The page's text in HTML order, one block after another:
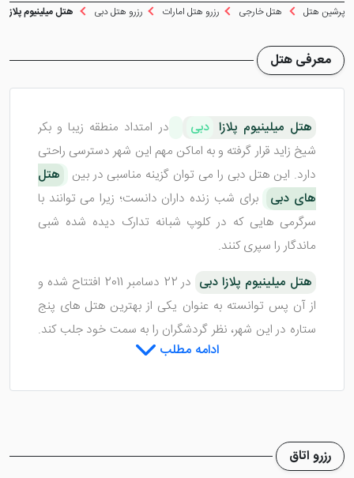
پرشین هتل
هتل خارجی رزرو هتل امارات رزرو هتل دبی هتل میلینیوم پلازا
معرفی هتل
هتل میلینیوم پلازا دبی
در امتداد منطقه زیبا و بکر
شیخ زاید قرار گرفته و به اماکن مهم این شهر دسترسی راحتی
دارد. این هتل دبی را می توان گزینه مناسبی در بین
هتل
های دبی
برای شب زنده داران دانست؛ زیرا می توانند با
سرگرمی هایی که در کلوپ شبانه تدارک دیده شده شبی
ماندگار را سپری کنند.
هتل میلینیوم پلازا دبی
در 22 دسامبر 2011 افتتاح شده و
از آن پس توانسته به عنوان یکی از بهترین هتل های پنج
ستاره در این شهر، نظر گردشگران را به سمت خود جلب کند.
اگر به دنبال سفر با لوکس ترین تور دبی ادامه مطلب
رزرو اتاق